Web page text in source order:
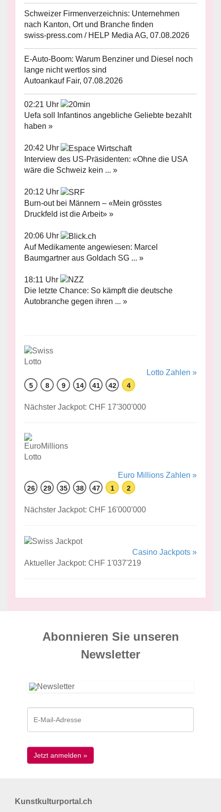
Schweizer Firmenverzeichnis: Unternehmen
nach Kanton, Ort und Branche finden
swiss-press.com / HELP Media AG, 07.08.2026
E-Auto-Boom: Warum Benziner und Diesel noch
lange nicht wertlos sind
Autoankauf Fair, 07.08.2026
02:21 Uhr
Uefa soll Infantinos angebliche Geliebte bezahlt
haben »
20:42 Uhr
Interview des US-Präsidenten: «Ohne die USA
wäre die Schweiz kein ... »
20:12 Uhr
Burn-out bei Männern – «Mein grösstes
Druckfeld ist die Arbeit» »
20:06 Uhr
Auf Medikamente angewiesen: Marcel
Baumgartner aus Goldach SG ... »
18:11 Uhr
Die letzte Chance: So kämpft die deutsche
Autobranche gegen ihren ... »
Lotto Zahlen »
5 8 9 14 41 42 4
Nächster Jackpot: CHF 17'300'000
Euro Millions Zahlen »
26 29 35 38 47 1 2
Nächster Jackpot: CHF 16'000'000
Casino Jackpots »
Aktueller Jackpot: CHF 1'037'219
Abonnieren Sie unseren
News­letter
Kunstkulturportal.ch